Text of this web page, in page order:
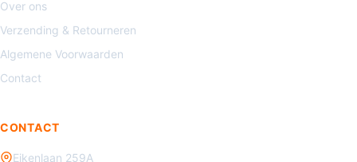
Over ons
Verzending & Retourneren
Algemene Voorwaarden
Contact
CONTACT
Eikenlaan 259A